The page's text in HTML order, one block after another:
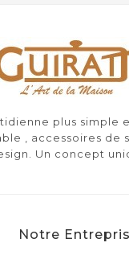
plus simple
, accessoires
Un concept
Notre